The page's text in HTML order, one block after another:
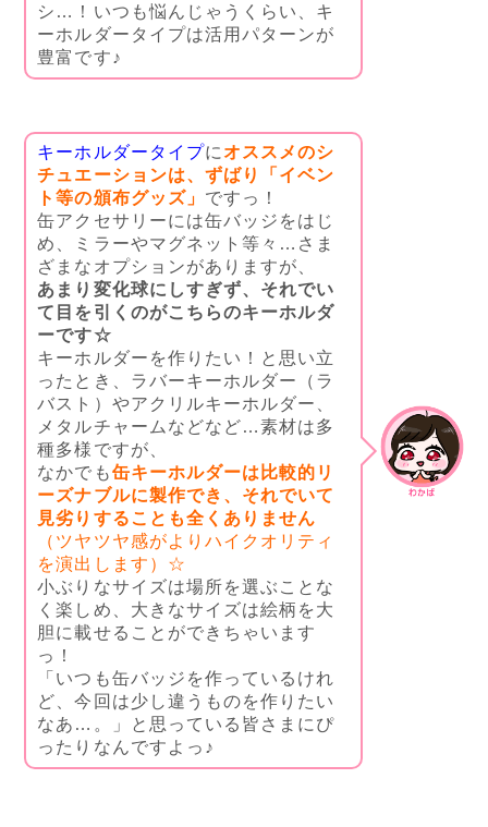
シ…！いつも悩んじゃうくらい、キ
ーホルダータイプは活用パターンが
豊富です♪
キーホルダータイプにオススメのシ
チュエーションは、ずばり「イベン
ト等の頒布グッズ」 ですっ！
缶アクセサリーには缶バッジをはじ
め、ミラーやマグネット等々…さま
ざまなオプションがありますが、
あまり変化球にしすぎず、それでい
て目を引くのがこちらのキーホルダ
ーです☆
キーホルダーを作りたい！と思い立
ったとき、ラバーキーホルダー（ラ
バスト）やアクリルキーホルダー、
メタルチャームなどなど…素材は多
種多様ですが、
なかでも缶キーホルダーは比較的リ
ーズナブルに製作でき、それでいて
見劣りすることも全くありません
（ツヤツヤ感がよりハイクオリティ
を演出します）☆
小ぶりなサイズは場所を選ぶことな
く楽しめ、大きなサイズは絵柄を大
胆に載せることができちゃいます
っ！
「いつも缶バッジを作っているけれ
ど、今回は少し違うものを作りたい
なあ…。」と思っている皆さまにぴ
ったりなんですよっ♪